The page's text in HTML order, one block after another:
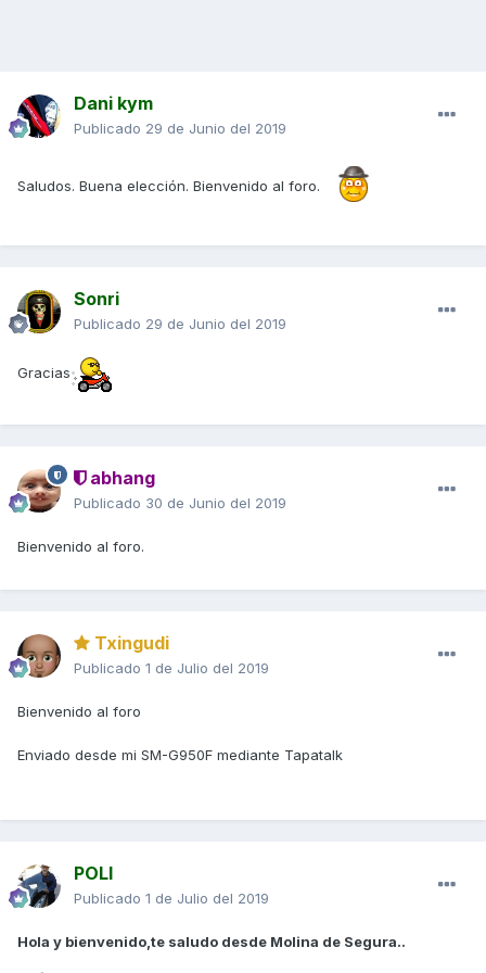
Dani kym
Publicado 29 de Junio del 2019
Saludos. Buena elección. Bienvenido al foro.
Sonri
Publicado 29 de Junio del 2019
Gracias
abhang
Publicado 30 de Junio del 2019
Bienvenido al foro.
Txingudi
Publicado 1 de Julio del 2019
Bienvenido al foro
Enviado desde mi SM-G950F mediante Tapatalk
POLI
Publicado 1 de Julio del 2019
Hola y bienvenido,te saludo desde Molina de Segura..